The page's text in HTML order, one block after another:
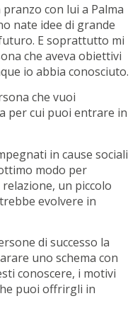
con lui a Palma
nate idee di grande
E soprattutto mi
che aveva obiettivi
io abbia conosciuto.
che vuoi
per cui puoi entrare in
in cause sociali
modo per
un piccolo
evolvere in
di successo la
uno schema con
conoscere, i motivi
puoi offrirgli in